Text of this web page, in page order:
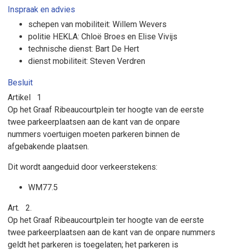
Inspraak en advies
schepen van mobiliteit: Willem Wevers
politie HEKLA: Chloë Broes en Elise Vivijs
technische dienst: Bart De Hert
dienst mobiliteit: Steven Verdren
Besluit
Artikel
1
Op het Graaf Ribeaucourtplein ter hoogte van de eerste
twee parkeerplaatsen aan de kant van de onpare
nummers voertuigen moeten parkeren binnen de
afgebakende plaatsen.
Dit wordt aangeduid door verkeerstekens:
WM77.5
Art.
2.
Op het Graaf Ribeaucourtplein ter hoogte van de eerste
twee parkeerplaatsen aan de kant van de onpare nummers
geldt het parkeren is toegelaten; het parkeren is